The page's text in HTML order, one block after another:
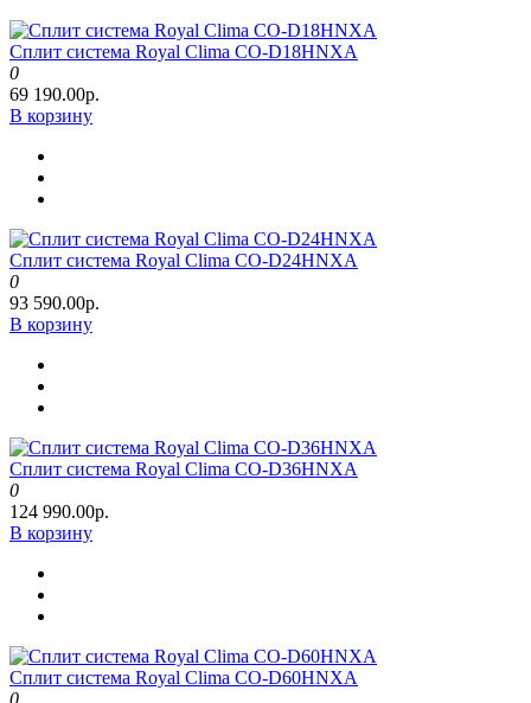
Сплит система Royal Clima CO-D18HNXA
0
69 190.00р.
В корзину
Сплит система Royal Clima CO-D24HNXA
0
93 590.00р.
В корзину
Сплит система Royal Clima CO-D36HNXA
0
124 990.00р.
В корзину
Сплит система Royal Clima CO-D60HNXA